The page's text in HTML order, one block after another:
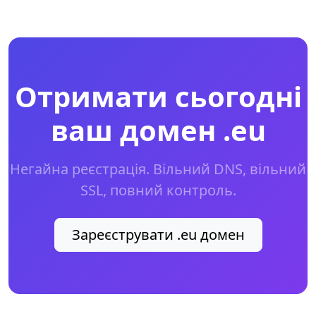
Отримати сьогодні
ваш домен .eu
Негайна реєстрація. Вільний DNS, вільний
SSL, повний контроль.
Зареєструвати .eu домен